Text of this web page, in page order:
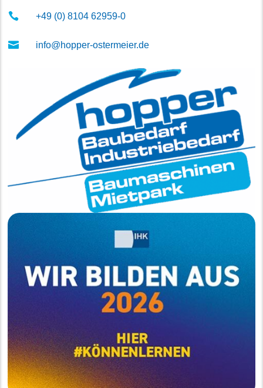
 +49 (0) 8104 62959-0
 info@hopper-ostermeier.de